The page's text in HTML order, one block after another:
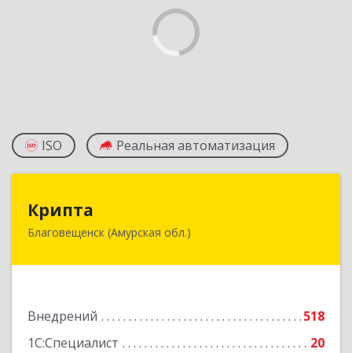
ISO Реальная автоматизация
Крипта
Благовещенск (Амурская обл.)
Внедрений
518
1С:Специалист
20
675000, Амурская обл, Благовещенск г,